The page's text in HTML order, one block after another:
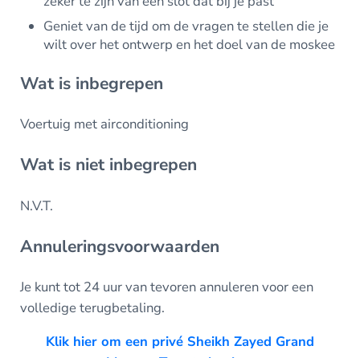
Geniet van de tijd om de vragen te stellen die je
wilt over het ontwerp en het doel van de moskee
Wat is inbegrepen
Voertuig met airconditioning
Wat is niet inbegrepen
N.V.T.
Annuleringsvoorwaarden
Je kunt tot 24 uur van tevoren annuleren voor een
volledige terugbetaling.
Klik hier om een privé Sheikh Zayed Grand